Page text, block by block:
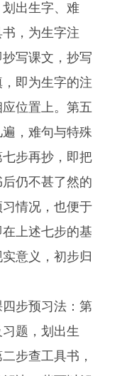
出生字、难
，为生字注
写课文，抄写
即为生字的注
位置上。第五
，难句与特殊
步再抄，即把
仍不甚了然的
情况，也便于
上述七步的基
意义，初步归
步预习法：第
题，划出生
步查工具书，